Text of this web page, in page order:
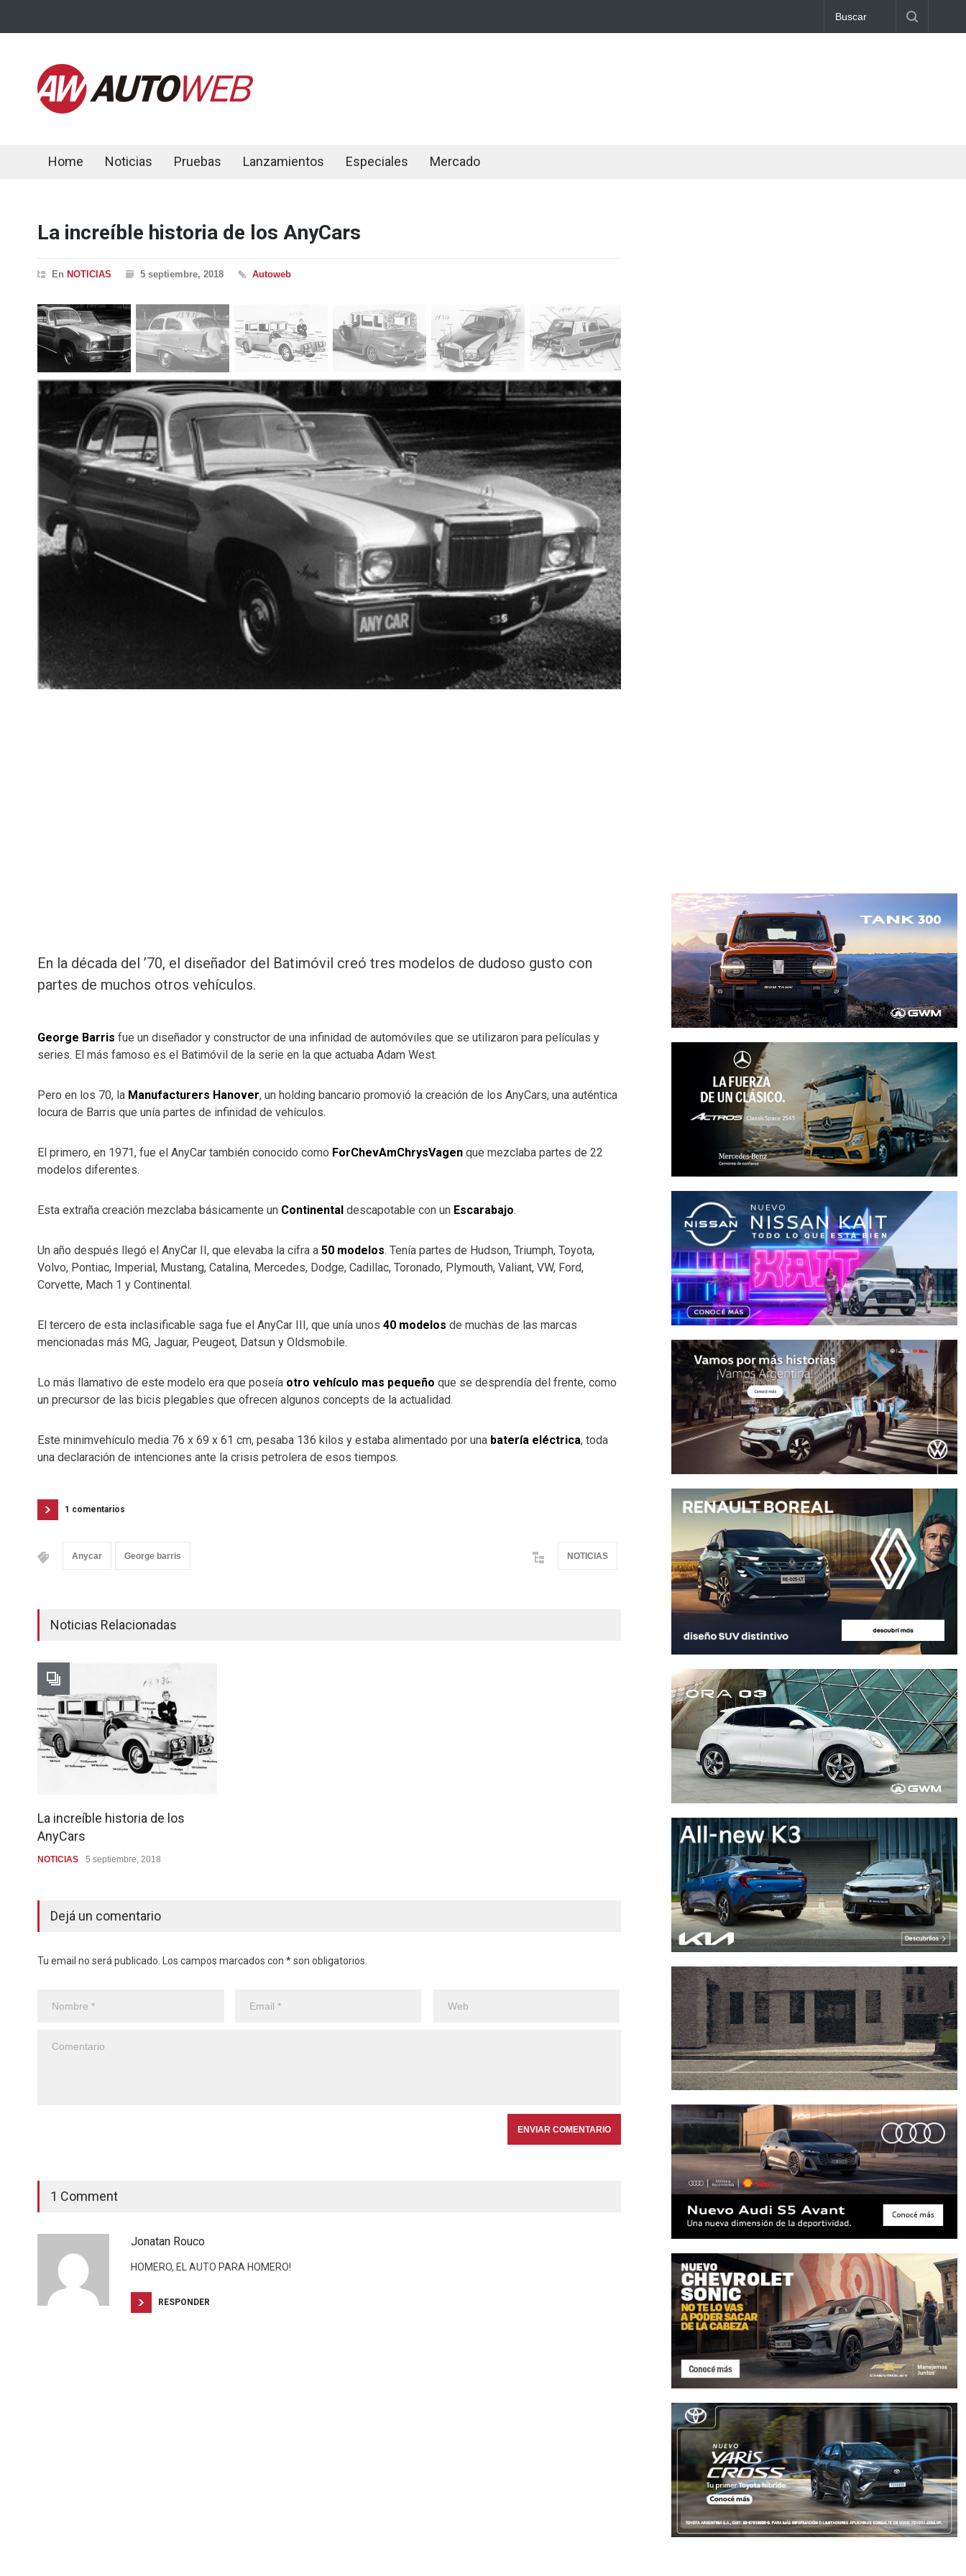
Home Noticias Pruebas Lanzamientos Especiales Mercado
La increíble historia de los AnyCars
En NOTICIAS 5 septiembre, 2018 Autoweb
En la década del ’70, el diseñador del Batimóvil creó tres modelos de dudoso gusto con
partes de muchos otros vehículos.
George Barris fue un diseñador y constructor de una infinidad de automóviles que se utilizaron para películas y
series. El más famoso es el Batimóvil de la serie en la que actuaba Adam West.
Pero en los 70, la Manufacturers Hanover, un holding bancario promovió la creación de los AnyCars, una auténtica
locura de Barris que unía partes de infinidad de vehículos.
El primero, en 1971, fue el AnyCar también conocido como ForChevAmChrysVagen que mezclaba partes de 22
modelos diferentes.
Esta extraña creación mezclaba básicamente un Continental descapotable con un Escarabajo.
Un año después llegó el AnyCar II, que elevaba la cifra a 50 modelos. Tenía partes de Hudson, Triumph, Toyota,
Volvo, Pontiac, Imperial, Mustang, Catalina, Mercedes, Dodge, Cadillac, Toronado, Plymouth, Valiant, VW, Ford,
Corvette, Mach 1 y Continental.
El tercero de esta inclasificable saga fue el AnyCar III, que unía unos 40 modelos de muchas de las marcas
mencionadas más MG, Jaguar, Peugeot, Datsun y Oldsmobile.
Lo más llamativo de este modelo era que poseía otro vehículo mas pequeño que se desprendía del frente, como
un precursor de las bicis plegables que ofrecen algunos concepts de la actualidad.
Este minimvehículo media 76 x 69 x 61 cm, pesaba 136 kilos y estaba alimentado por una batería eléctrica, toda
una declaración de intenciones ante la crisis petrolera de esos tiempos.
1 comentarios
Anycar George barris NOTICIAS
Noticias Relacionadas
La increíble historia de los
AnyCars
NOTICIAS 5 septiembre, 2018
Dejá un comentario
Tu email no será publicado. Los campos marcados con * son obligatorios.
1 Comment
Jonatan Rouco
HOMERO, EL AUTO PARA HOMERO!
RESPONDER